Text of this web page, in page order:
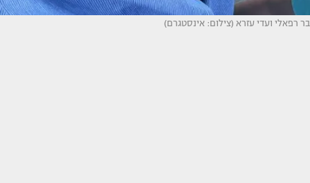
בר רפאלי ועדי עזרא (צילום: אינסטגרם)